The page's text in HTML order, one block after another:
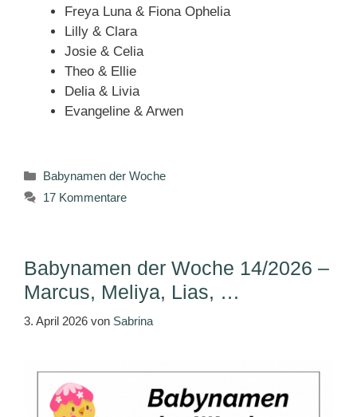
Freya Luna & Fiona Ophelia
Lilly & Clara
Josie & Celia
Theo & Ellie
Delia & Livia
Evangeline & Arwen
Kategorien
Babynamen der Woche
17 Kommentare
Babynamen der Woche 14/2026 –
Marcus, Meliya, Lias, …
3. April 2026 von Sabrina